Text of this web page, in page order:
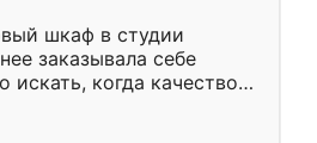
шкаф в студии
заказывала себе
искать, когда качеством
Служит кухня уже почти
нет.